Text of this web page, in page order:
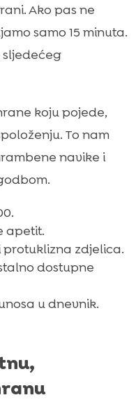
Ako pas ne
samo 15 minuta.
koju pojede,
To nam
navike i
apetit.
zdjelica.
dostupne
u dnevnik.